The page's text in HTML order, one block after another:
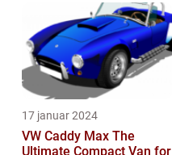
17 januar 2024
VW Caddy Max The
Ultimate Compact Van for